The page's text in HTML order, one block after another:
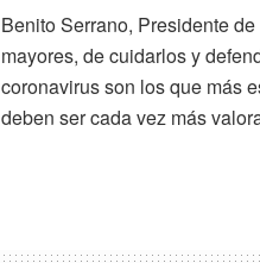
Benito Serrano, Presidente
mayores, de cuidarlos y
coronavirus son los que más
deben ser cada vez más